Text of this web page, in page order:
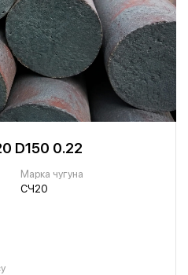
D150 0.22
Марка чугуна
СЧ20